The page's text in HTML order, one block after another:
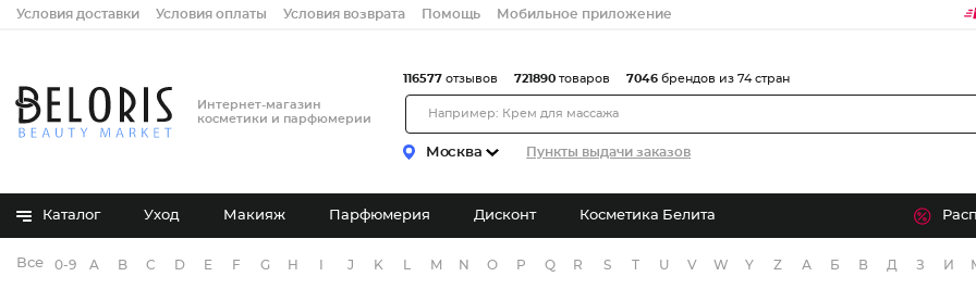
Условия доставки Условия оплаты Условия возврата Помощь Мобильное приложение
Интернет-магазин
косметики и парфюмерии
Москва Пункты выдачи заказов
116577 отзывов 721890 товаров 7046 брендов из 74 стран
Каталог Уход Макияж Парфюмерия Дисконт Косметика Белита
Все бренды
0-9 A B C D E F G H J K M N O P Q R S T U V W Y Z А Б В Д З И